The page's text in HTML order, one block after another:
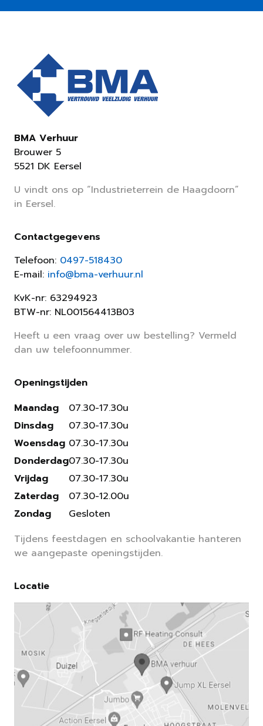
BMA Verhuur
Brouwer 5
5521 DK Eersel
U vindt ons op “Industrieterrein de Haagdoorn”
in Eersel.
Contactgegevens
Telefoon: 0497-518430
E-mail: info@bma-verhuur.nl
KvK-nr: 63294923
BTW-nr: NL001564413B03
Heeft u een vraag over uw bestelling? Vermeld
dan uw telefoonnummer.
Openingstijden
Maandag
Dinsdag
Woensdag
Donderdag
Vrijdag
Zaterdag
Zondag
07.30-17.30u
07.30-17.30u
07.30-17.30u
07.30-17.30u
07.30-17.30u
07.30-12.00u
Gesloten
Tijdens feestdagen en schoolvakantie hanteren
we aangepaste openingstijden.
Locatie